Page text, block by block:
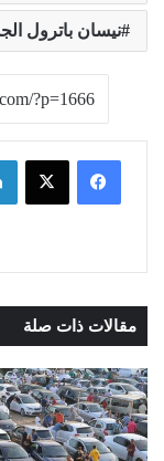
نيسان باترول
مقالات ذات صلة